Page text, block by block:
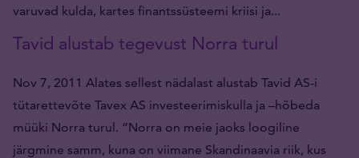
varuvad kulda, kartes finantssüsteemi kriisi ja...
Tavid alustab tegevust Norra turul
Nov 7, 2011 Alates sellest nädalast alustab Tavid AS-i
tütarettevõte Tavex AS investeerimiskulla ja –hõbeda
müüki Norra turul. “Norra on meie jaoks loogiline
järgmine samm, kuna on viimane Skandinaavia riik, kus